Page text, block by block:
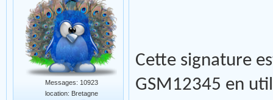
Messages: 10923
location: Bretagne
Cette signature
GSM12345 en